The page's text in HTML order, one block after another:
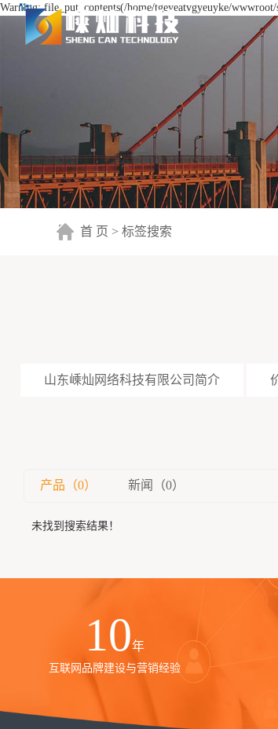
Warning: file_put_contents(/home/tgeyeatvgyeuyke/
首 页 > 标签搜索
山东嵊灿网络科技有限公司简介
产品（0） 新闻（0）
未找到搜索结果！
10年
互联网品牌建设与营销经验